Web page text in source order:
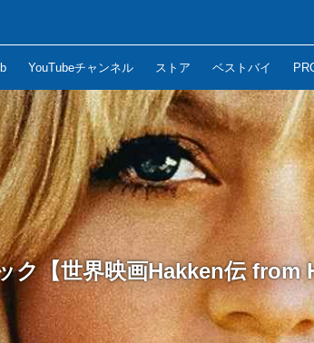
YouTubeチャンネル ストア ベストバイ
ク【世界映画Hakken伝 from